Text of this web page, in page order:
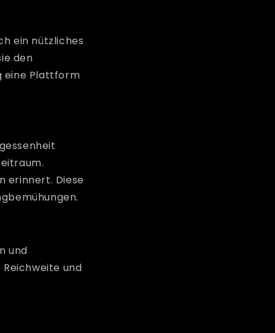
ein nützliches
den
eine Plattform
erinnert. Diese
und
und